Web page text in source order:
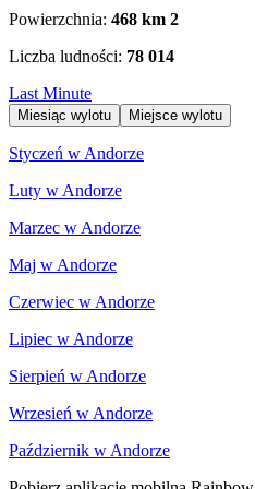
Powierzchnia: 468 km 2
Liczba ludności: 78 014
Last Minute
Miesiąc wylotu Miejsce wylotu
Styczeń w Andorze
Luty w Andorze
Marzec w Andorze
Maj w Andorze
Czerwiec w Andorze
Lipiec w Andorze
Sierpień w Andorze
Wrzesień w Andorze
Październik w Andorze